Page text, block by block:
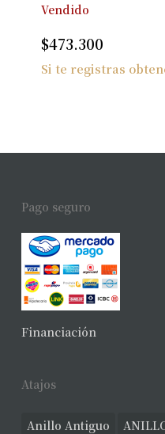
Vendido
$473.300
Si te registras
Pago seguro
Financiación
Atajos
Anillo Antiguo